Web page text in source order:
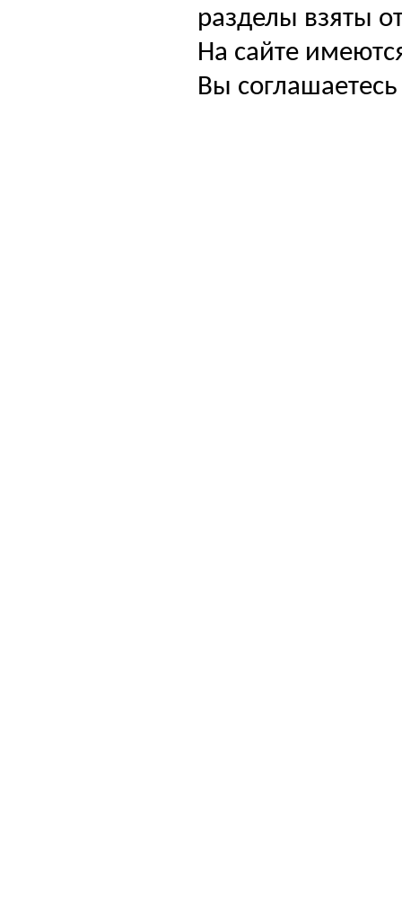
разделы взяты
На сайте
Вы